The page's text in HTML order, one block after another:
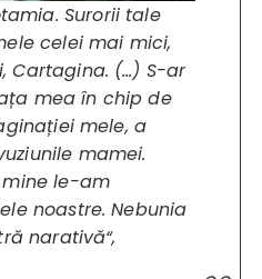
Surorii tale
celei mai mici,
Cartagina. (…) S-ar
mea în chip de
mele, a
mamei.
mine le-am
noastre. Nebunia
narativă“,